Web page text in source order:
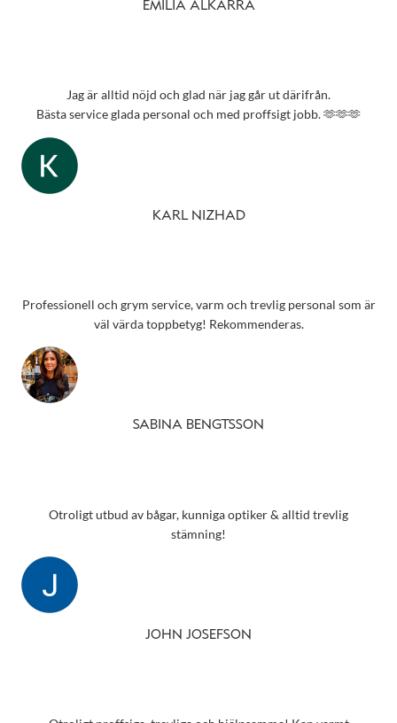
EMILIA ALKARRA
Jag är alltid nöjd och glad när jag går ut därifrån.
Bästa service glada personal och med proffsigt jobb. 🫶🫶🫶
KARL NIZHAD
Professionell och grym service, varm och trevlig personal som är
väl värda toppbetyg! Rekommenderas.
SABINA BENGTSSON
Otroligt utbud av bågar, kunniga optiker & alltid trevlig
stämning!
JOHN JOSEFSON